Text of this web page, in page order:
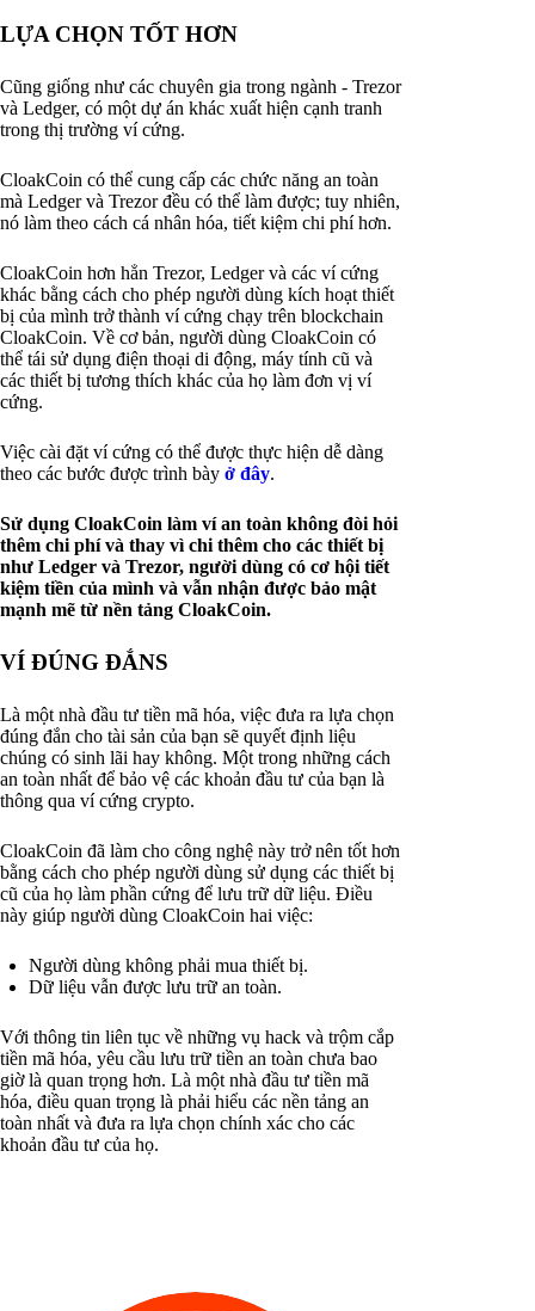
LỰA CHỌN TỐT HƠN
Cũng giống như các chuyên gia trong ngành - Trezor
và Ledger, có một dự án khác xuất hiện cạnh tranh
trong thị trường ví cứng.
CloakCoin có thể cung cấp các chức năng an toàn
mà Ledger và Trezor đều có thể làm được; tuy nhiên,
nó làm theo cách cá nhân hóa, tiết kiệm chi phí hơn.
CloakCoin hơn hẳn Trezor, Ledger và các ví cứng
khác bằng cách cho phép người dùng kích hoạt thiết
bị của mình trở thành ví cứng chạy trên blockchain
CloakCoin. Về cơ bản, người dùng CloakCoin có
thể tái sử dụng điện thoại di động, máy tính cũ và
các thiết bị tương thích khác của họ làm đơn vị ví
cứng.
Việc cài đặt ví cứng có thể được thực hiện dễ dàng
theo các bước được trình bày ở đây.
Sử dụng CloakCoin làm ví an toàn không đòi hỏi
thêm chi phí và thay vì chi thêm cho các thiết bị
như Ledger và Trezor, người dùng có cơ hội tiết
kiệm tiền của mình và vẫn nhận được bảo mật
mạnh mẽ từ nền tảng CloakCoin.
VÍ ĐÚNG ĐẮNS
Là một nhà đầu tư tiền mã hóa, việc đưa ra lựa chọn
đúng đắn cho tài sản của bạn sẽ quyết định liệu
chúng có sinh lãi hay không. Một trong những cách
an toàn nhất để bảo vệ các khoản đầu tư của bạn là
thông qua ví cứng crypto.
CloakCoin đã làm cho công nghệ này trở nên tốt hơn
bằng cách cho phép người dùng sử dụng các thiết bị
cũ của họ làm phần cứng để lưu trữ dữ liệu. Điều
này giúp người dùng CloakCoin hai việc:
Người dùng không phải mua thiết bị.
Dữ liệu vẫn được lưu trữ an toàn.
Với thông tin liên tục về những vụ hack và trộm cắp
tiền mã hóa, yêu cầu lưu trữ tiền an toàn chưa bao
giờ là quan trọng hơn. Là một nhà đầu tư tiền mã
hóa, điều quan trọng là phải hiểu các nền tảng an
toàn nhất và đưa ra lựa chọn chính xác cho các
khoản đầu tư của họ.